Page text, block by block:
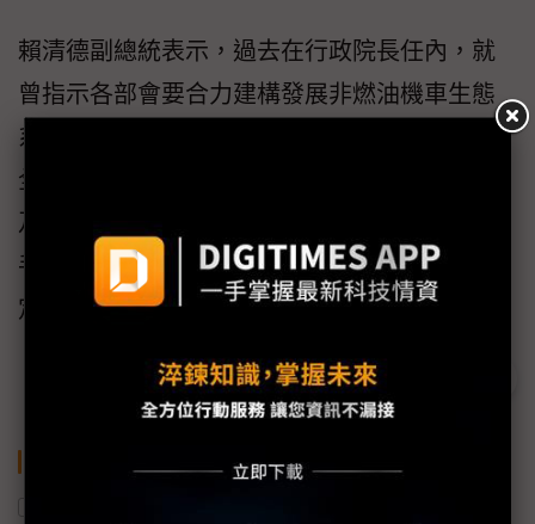
賴清德副總統表示，過去在行政院長任內，就
曾指示各部會要合力建構發展非燃油機車生態
系，落實推動產業轉型，代表他對電動機車的
全力支持。因此未來會繼續努力推動電動運具
及非石化燃油運具的交通政策，希望與大家攜
手，共同讓淨零轉型的道路走得更穩健、更堅
定，也更有信心。